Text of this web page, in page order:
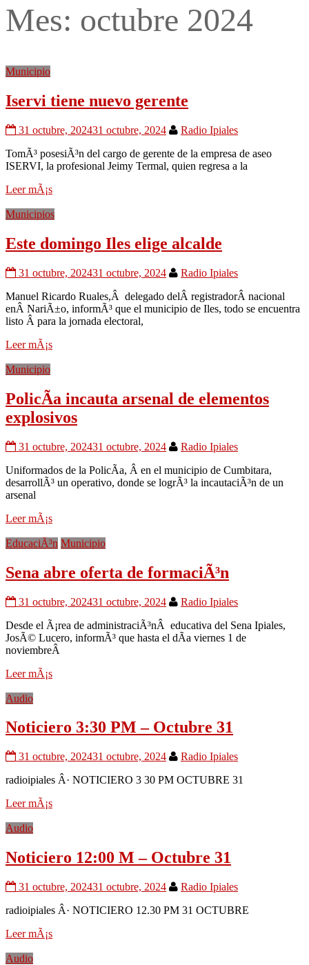
Mes: octubre 2024
Municipio
Iservi tiene nuevo gerente
31 octubre, 202431 octubre, 2024
Radio Ipiales
TomÃ³ posesiÃ³n del cargo de gerente de la empresa de aseo
ISERVI, la profesional Jeimy Termal, quien regresa a la
Leer mÃ¡s
Municipios
Este domingo Iles elige alcalde
31 octubre, 202431 octubre, 2024
Radio Ipiales
Manuel Ricardo Ruales,Â delegado delÂ registradorÂ nacional
enÂ NariÃ±o, informÃ³ que el municipio de Iles, todo se encuentra
listo Â para la jornada electoral,
Leer mÃ¡s
Municipio
PolicÃ­a incauta arsenal de elementos
explosivos
31 octubre, 202431 octubre, 2024
Radio Ipiales
Uniformados de la PolicÃ­a, Â en el municipio de Cumbitara,
desarrollÃ³ un operativo, donde se logrÃ³ la incautaciÃ³n de un
arsenal
Leer mÃ¡s
EducaciÃ³n Municipio
Sena abre oferta de formaciÃ³n
31 octubre, 202431 octubre, 2024
Radio Ipiales
Desde el Ã¡rea de administraciÃ³nÂ educativa del Sena Ipiales,
JosÃ© Lucero, informÃ³ que hasta el dÃ­a viernes 1 de
noviembreÂ
Leer mÃ¡s
Audio
Noticiero 3:30 PM – Octubre 31
31 octubre, 202431 octubre, 2024
Radio Ipiales
radioipiales Â· NOTICIERO 3 30 PM OCTUBRE 31
Leer mÃ¡s
Audio
Noticiero 12:00 M – Octubre 31
31 octubre, 202431 octubre, 2024
Radio Ipiales
radioipiales Â· NOTICIERO 12.30 PM 31 OCTUBRE
Leer mÃ¡s
Audio